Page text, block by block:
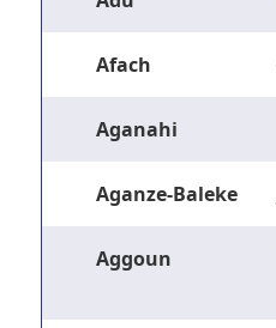
Afach
Aganahi
Aganze-Baleke
Aggoun